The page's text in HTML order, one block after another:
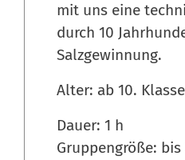
mit uns eine
durch 10
Salzgewinnung.
Alter: ab 10. Klasse
Dauer: 1 h
Gruppengröße: bis